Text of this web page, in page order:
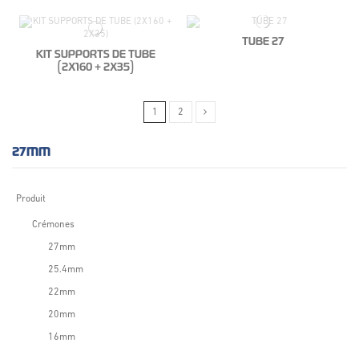
KIT SUPPORTS DE TUBE
(2X160 + 2X35)
TUBE 27
1 2
27MM
Produit
Crémones
27mm
25.4mm
22mm
20mm
16mm